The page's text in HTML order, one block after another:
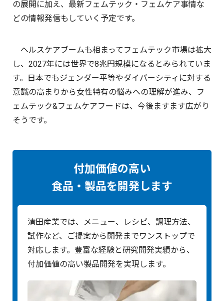
の展開に加え、最新フェムテック・フェムケア事情な
どの情報発信もしていく予定です。
ヘルスケアブームも相まってフェムテック市場は拡大
し、2027年には世界で8兆円規模になるとみられていま
す。日本でもジェンダー平等やダイバーシティに対する
意識の高まりから女性特有の悩みへの理解が進み、フ
ェムテック&フェムケアフードは、今後ますます広がり
そうです。
付加価値の高い
食品・製品を開発します
清田産業では、メニュー、レシピ、調理方法、
試作など、ご提案から開発までワンストップで
対応します。豊富な経験と研究開発実績から、
付加価値の高い製品開発を実現します。